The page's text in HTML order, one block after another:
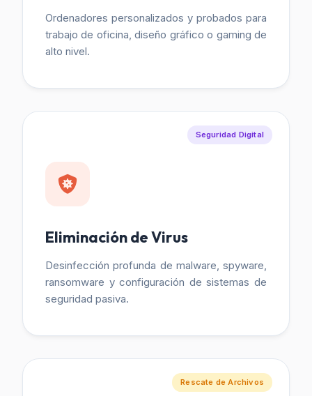
Ordenadores personalizados y probados para
trabajo de oficina, diseño gráfico o gaming de
alto nivel.
Seguridad Digital
Eliminación de Virus
Desinfección profunda de malware, spyware,
ransomware y configuración de sistemas de
seguridad pasiva.
Rescate de Archivos